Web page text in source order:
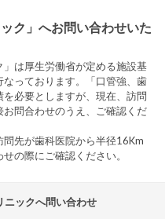
ク」へお問い合わせいた
」は厚生労働省が定める施設基
っております。「口管強、歯
必要としますが、現在、訪問
問合わせのうえ、ご確認くだ
先が歯科医院から半径16Km
の際にご確認ください。
ニックへ問い合わせ